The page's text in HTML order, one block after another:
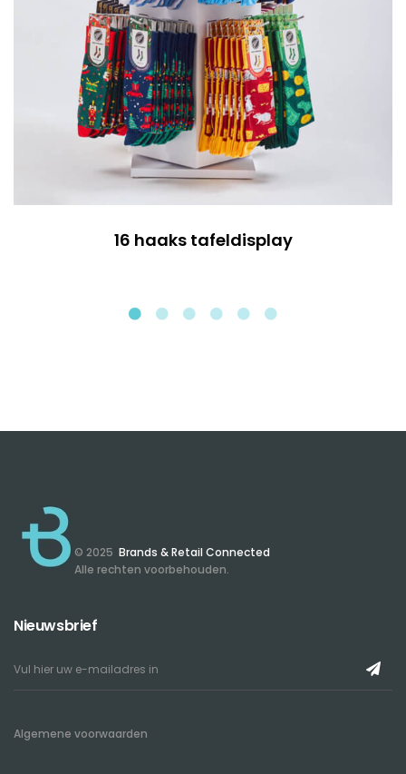
16 haaks tafeldisplay
© 2025 Brands & Retail Connected
Alle rechten voorbehouden.
Nieuwsbrief
Algemene voorwaarden